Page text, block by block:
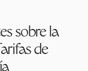
sobre la
de